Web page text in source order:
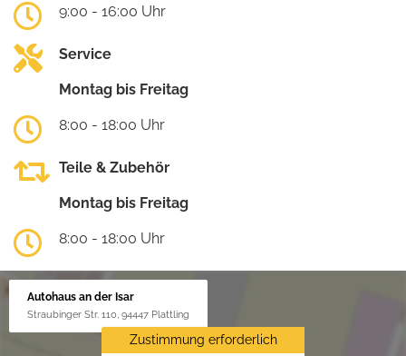
9:00 - 16:00 Uhr
Service
Montag bis Freitag
8:00 - 18:00 Uhr
Teile & Zubehör
Montag bis Freitag
8:00 - 18:00 Uhr
Autohaus an der Isar
Straubinger Str. 110, 94447 Plattling
Zustimmung erforderlich